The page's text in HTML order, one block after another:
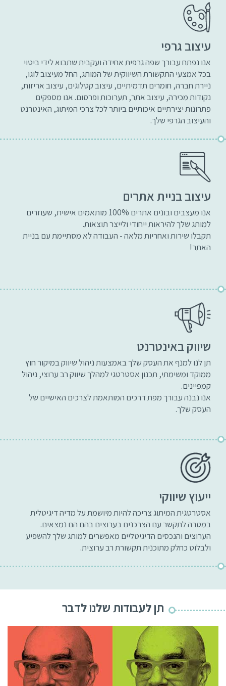
עיצוב גרפי
אנו נפתח עבורך שפה גרפית אחידה ועקבית שתבוא לידי ביטוי
בכל אמצעי התקשורת השיווקית של המותג, החל מעיצוב לוגו,
ניירת חברה, חומרים תדמיתיים, עיצוב קטלוגים, עיצוב אריזות,
נקודות מכירה, עיצוב אתר, תערוכות ופרסום. אנו מספקים
פתרונות יצירתיים איכותיים ביותר לכל צרכי המיתוג, האינטרנט
והעיצוב הגרפי שלך.
עיצוב בניית אתרים
אנו מעצבים ובונים אתרים 100% מותאמים אישית, שעוזרים
למותג שלך להיראות ייחודי ולייצר תוצאות.
תקבלו שירות ואחריות מלאה - העבודה לא מסתיימת עם בניית
האתר!
שיווק באינטרנט
תן לנו למנף את העסק שלך באמצעות ניהול שיווק במיקור חוץ
ממוקד ומשימתי, תכנון אסטרטגי למהלך שיווק רב ערוצי, ניהול
קמפיינים.
אנו נבנה עבורך מפת דרכים המותאמת לצרכים האישיים של
העסק שלך.
ייעוץ שיווקי
אסטרטגית המיתוג צריכה להיות מיושמת על מדיה דיגיטלית
במטרה לתקשר עם הצרכנים בערוצים בהם הם נמצאים.
הערוצים והנכסים הדיגיטליים מאפשרים למותג שלך להשפיע
ולבלוט כחלק מתוכנית תקשורת רב ערוצית.
תן לעבודות שלנו לדבר